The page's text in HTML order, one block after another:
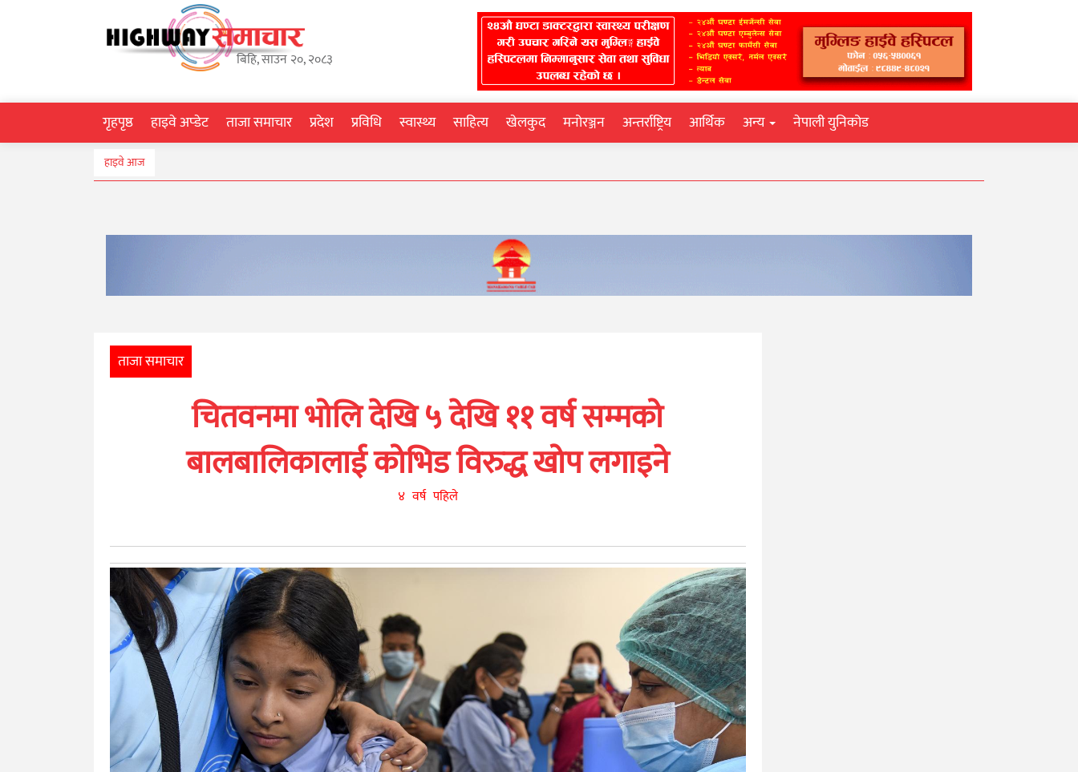
बिहि, साउन २०, २०८३
गृहपृष्ठ हाइवे अप्डेट ताजा समाचार प्रदेश प्रविधि स्वास्थ्य साहित्य खेलकुद मनोरञ्जन अन्तर्राष्ट्रिय आर्थिक अन्य नेपाली युनिकोड
हाइवे आज
ताजा समाचार
चितवनमा भोलि देखि ५ देखि ११ वर्ष सम्मको
बालबालिकालाई कोभिड विरुद्ध खोप लगाइने
४ वर्ष पहिले